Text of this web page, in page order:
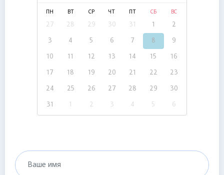
ПН ВТ СР ЧТ СБ ВС
27 28 29 30 31 1 2
3 4 5 6 7 8 9
10 11 12 13 14 15 16
17 18 19 20 21 22 23
24 25 26 27 28 29 30
31 1 2 3 4 5 6
Ваше имя